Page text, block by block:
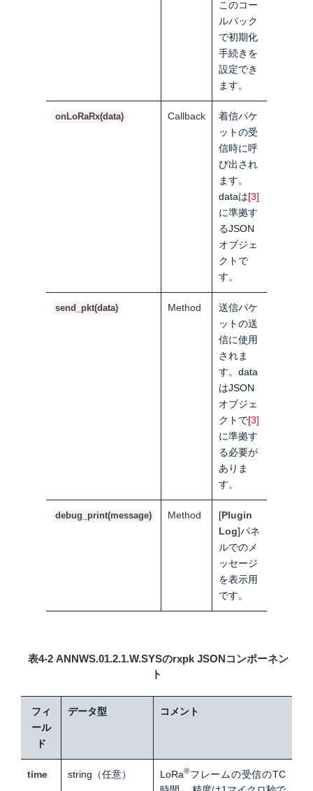
このコー
ルバック
で初期化
手続きを
設定でき
ます。
onLoRaRx(data) Callback
着信パケ
ットの受
信時に呼
び出され
ます。
dataは[3]
に準拠す
るJSON
オブジェ
クトで
す。
send_pkt(data) Method
送信パケ
ットの送
信に使用
されま
す。data
はJSON
オブジェ
クトで[3]
に準拠す
る必要が
ありま
す。
debug_print(message) Method [Plugin
Log]パネ
ルでのメ
ッセージ
を表示用
です。
表4-2 ANNWS.01.2.1.W.SYSのrxpk JSONコンポーネン
ト
フィ
ール
ド
データ型 コメント
time string （任意） LoRa®フレームの受信のTC